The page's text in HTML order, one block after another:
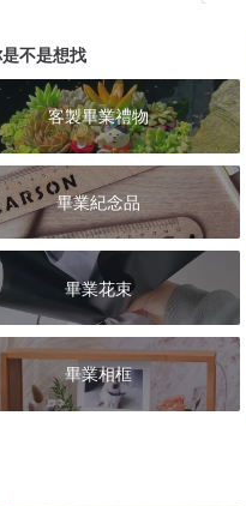
不是想找
客製畢業禮物
畢業紀念品
畢業花束
畢業相框